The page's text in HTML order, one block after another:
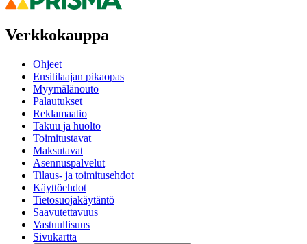
Verkkokauppa
Ohjeet
Ensitilaajan pikaopas
Myymälänouto
Palautukset
Reklamaatio
Takuu ja huolto
Toimitustavat
Maksutavat
Asennuspalvelut
Tilaus- ja toimitusehdot
Käyttöehdot
Tietosuojakäytäntö
Saavutettavuus
Vastuullisuus
Sivukartta